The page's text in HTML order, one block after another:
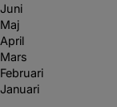
Juni
Maj
April
Mars
Februari
Januari